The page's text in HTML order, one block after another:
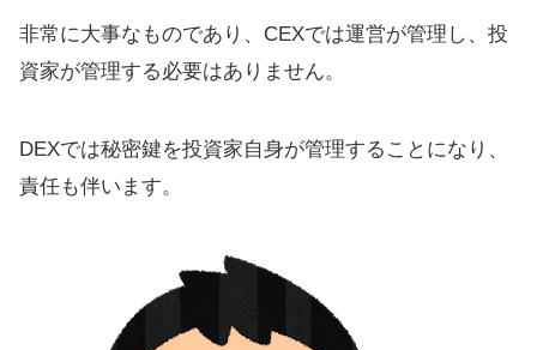
非常に大事なものであり、CEXでは運営が管理し、投
資家が管理する必要はありません。
DEXでは秘密鍵を投資家自身が管理することになり、
責任も伴います。